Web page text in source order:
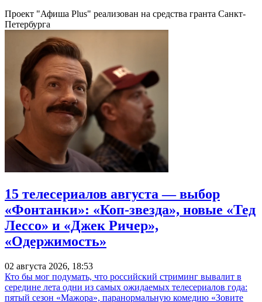
Проект "Афиша Plus" реализован на средства гранта Санкт-
Петербурга
15 телесериалов августа — выбор
«Фонтанки»: «Коп-звезда», новые «Тед
Лессо» и «Джек Ричер»,
«Одержимость»
02 августа 2026, 18:53
Кто бы мог подумать, что российский стриминг вывалит в
середине лета одни из самых ожидаемых телесериалов года:
пятый сезон «Мажора», паранормальную комедию «Зовите